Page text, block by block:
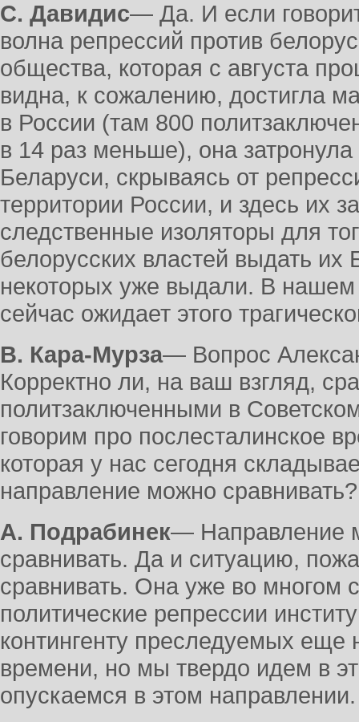
С. Давидис― Да. И если
волна репрессий против
общества, которая с августа
видна, к сожалению, достигла
в России (там 800
в 14 раз меньше), она
Беларуси, скрываясь от
территории России, и здесь их
следственные изоляторы для
белорусских властей выдать
некоторых уже выдали. В нашем
сейчас ожидает этого
В. Кара-Мурза― Вопрос
Корректно ли, на ваш взгляд,
политзаключенными в
говорим про послесталинское
которая у нас сегодня
направление можно сравнивать?
А. Подрабинек― Направление
сравнивать. Да и ситуацию,
сравнивать. Она уже во многом
политические репрессии
контингенту преследуемых еще
времени, но мы твердо идем в
опускаемся в этом направлении.